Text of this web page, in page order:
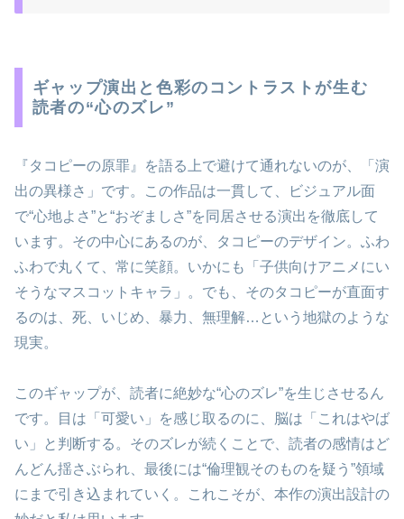
ギャップ演出と色彩のコントラストが生む
読者の“心のズレ”
『タコピーの原罪』を語る上で避けて通れないのが、「演
出の異様さ」です。この作品は一貫して、ビジュアル面
で“心地よさ”と“おぞましさ”を同居させる演出を徹底して
います。その中心にあるのが、タコピーのデザイン。ふわ
ふわで丸くて、常に笑顔。いかにも「子供向けアニメにい
そうなマスコットキャラ」。でも、そのタコピーが直面す
るのは、死、いじめ、暴力、無理解…という地獄のような
現実。
このギャップが、読者に絶妙な“心のズレ”を生じさせるん
です。目は「可愛い」を感じ取るのに、脳は「これはやば
い」と判断する。そのズレが続くことで、読者の感情はど
んどん揺さぶられ、最後には“倫理観そのものを疑う”領域
にまで引き込まれていく。これこそが、本作の演出設計の